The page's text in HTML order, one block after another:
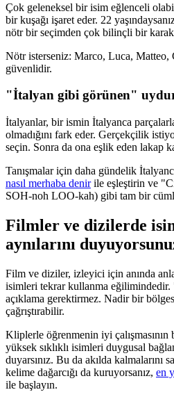
Çok geleneksel bir isim eğlenceli
bir kuşağı işaret eder. 22
nötr bir seçimden çok bilinçli bir
Nötr isterseniz: Marco, Luca, Matteo,
güvenlidir.
"İtalyan gibi görünen"
İtalyanlar, bir ismin İtalyanca
olmadığını fark eder. Gerçekçilik
seçin. Sonra da ona eşlik eden lakap
Tanışmalar için daha gündelik
nasıl merhaba denirile eşleştirin ve
SOH-noh LOO-kah) gibi tam bir
Filmler ve dizilerde
aynılarını
Film ve diziler, izleyici için anında
isimleri tekrar kullanma
açıklama gerektirmez. Nadir bir
çağrıştırabilir.
Kliplerle öğrenmenin iyi çalışmasının
yüksek sıklıklı isimleri duygusal
duyarsınız. Bu da akılda kalmalarını
kelime dağarcığı da kuruyorsanız, en
ile başlayın.